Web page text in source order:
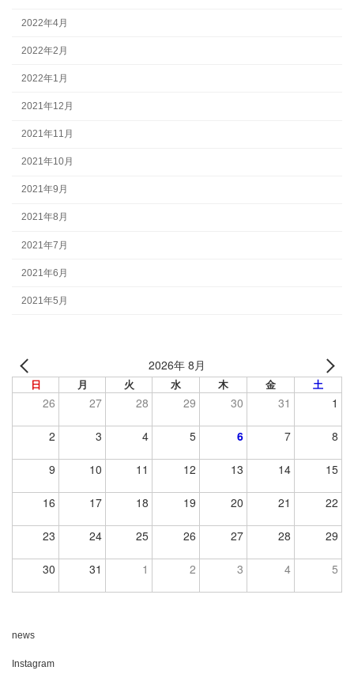
2022年4月
2022年2月
2022年1月
2021年12月
2021年11月
2021年10月
2021年9月
2021年8月
2021年7月
2021年6月
2021年5月
2026年 8月
日 月 火 水 木 金 土
26 27 28 29 30 31 1
2 3 4 5 6 7 8
9 10 11 12 13 14 15
16 17 18 19 20 21 22
23 24 25 26 27 28 29
30 31 1 2 3 4 5
news
Instagram